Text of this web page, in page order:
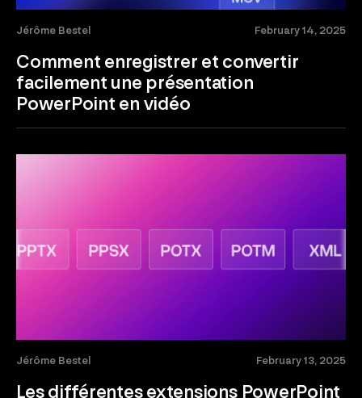
Jérôme Bestel February 14, 2025
Comment enregistrer et convertir
facilement une présentation
PowerPoint en vidéo
Jérôme Bestel February 13, 2025
Les différentes extensions PowerPoint